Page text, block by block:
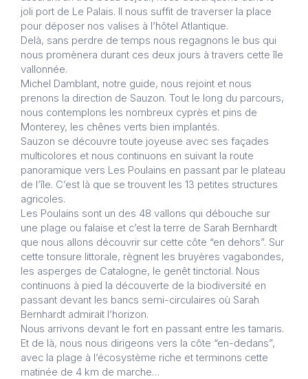
joli port de Le Palais. Il nous suffit de traverser la place
pour déposer nos valises à l’hôtel Atlantique.
Delà, sans perdre de temps nous regagnons le bus qui
nous promènera durant ces deux jours à travers cette île
vallonnée.
Michel Damblant, notre guide, nous rejoint et nous
prenons la direction de Sauzon. Tout le long du parcours,
nous contemplons les nombreux cyprès et pins de
Monterey, les chênes verts bien implantés.
Sauzon se découvre toute joyeuse avec ses façades
multicolores et nous continuons en suivant la route
panoramique vers Les Poulains en passant par le plateau
de l’île. C’est là que se trouvent les 13 petites structures
agricoles.
Les Poulains sont un des 48 vallons qui débouche sur
une plage ou falaise et c’est la terre de Sarah Bernhardt
que nous allons découvrir sur cette côte “en dehors”. Sur
cette tonsure littorale, règnent les bruyères vagabondes,
les asperges de Catalogne, le genêt tinctorial. Nous
continuons à pied la découverte de la biodiversité en
passant devant les bancs semi-circulaires où Sarah
Bernhardt admirait l’horizon.
Nous arrivons devant le fort en passant entre les tamaris.
Et de là, nous nous dirigeons vers la côte “en-dedans”,
avec la plage à l’écosystème riche et terminons cette
matinée de 4 km de marche…